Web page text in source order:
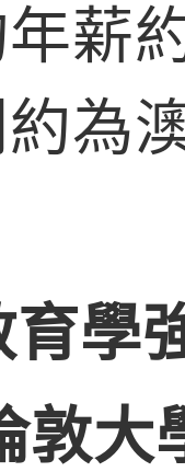
薪
為
育學
敦大